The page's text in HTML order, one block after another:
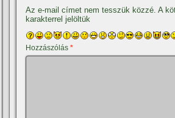
Az e-mail címet nem tesszük közzé. A
karakterrel jelöltük
Hozzászólás*